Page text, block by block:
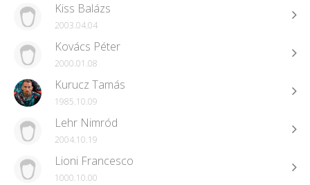
Kiss Balázs
2003.04.04
Kovács Péter
2000.01.08
Kurucz Tamás
1985.10.09
Lehr Nimród
2004.10.19
Lioni Francesco
1000.10.00